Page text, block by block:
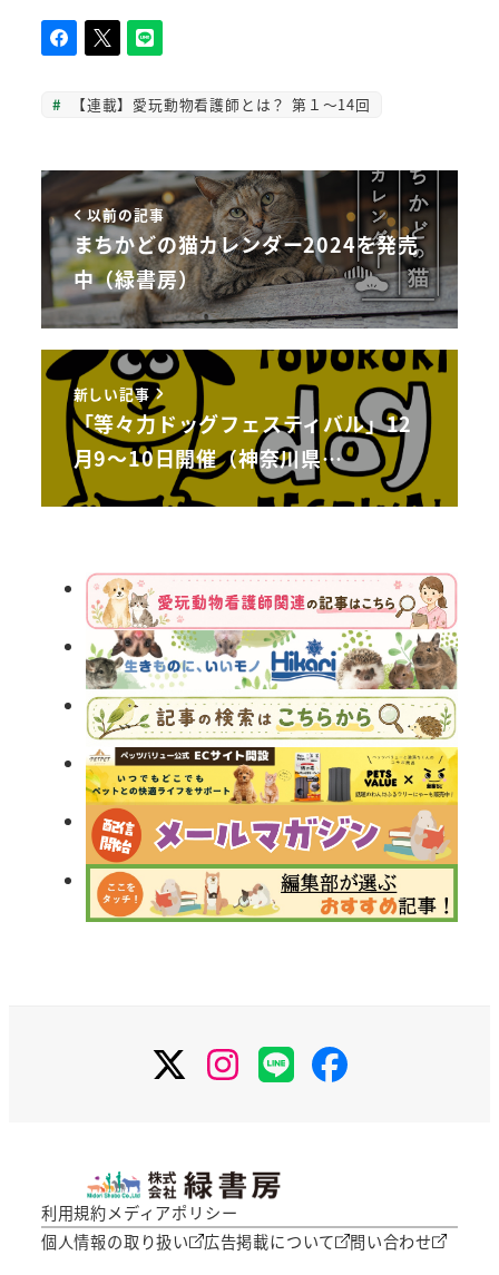
【連載】愛玩動物看護師とは？ 第１～14回
以前の記事
まちかどの猫カレンダー2024を発売
中（緑書房）
新しい記事
「等々力ドッグフェスティバル」12
月9～10日開催（神奈川県…
Instagram
LINE Facebook
利用規約メディアポリシー
個人情報の取り扱い
広告掲載について 問い合わせ